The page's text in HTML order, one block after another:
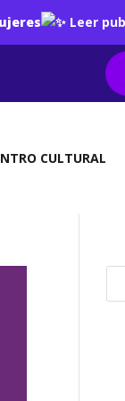
Leer
CULTURAL